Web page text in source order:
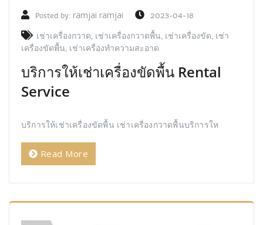
Posted by: ramjai ramjai 2023-04-18
เช่าเครื่องกวาด, เช่าเครื่องกวาดพื้น, เช่าเครื่องขัด, เช่า
เครื่องขัดพื้น, เช่าเครื่องทำความสะอาด
บริการให้เช่าเครื่องขัดพื้น Rental
Service
บริการให้เช่าเครื่องขัดพื้น เช่าเครื่องกวาดพื้นบริการให
Read More